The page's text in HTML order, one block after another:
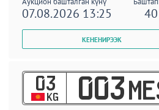
07.08.2026 13:25
03
KG 003